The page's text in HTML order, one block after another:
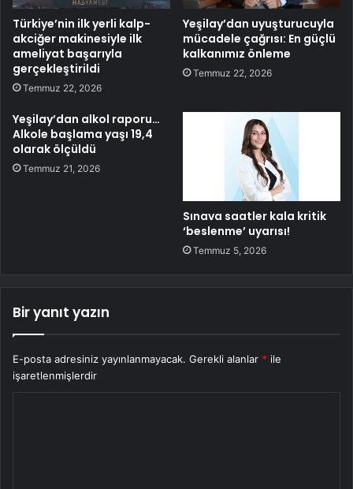
Türkiye’nin ilk yerli kalp-
akciğer makinesiyle ilk
ameliyat başarıyla
gerçekleştirildi
Temmuz 22, 2026
Yeşilay’dan uyuşturucuyla
mücadele çağrısı: En güçlü
kalkanımız önleme
Temmuz 22, 2026
Yeşilay’dan alkol raporu…
Alkole başlama yaşı 19,4
olarak ölçüldü
Temmuz 21, 2026
Sınava saatler kala kritik
‘beslenme’ uyarısı!
Temmuz 5, 2026
Bir yanıt yazın
E-posta adresiniz yayınlanmayacak. Gerekli alanlar * ile
işaretlenmişlerdir